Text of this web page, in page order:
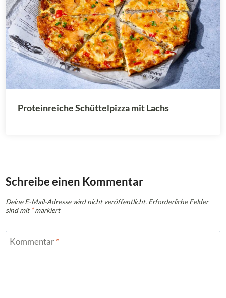
Proteinreiche Schüttelpizza mit Lachs
Schreibe einen Kommentar
Deine E-Mail-Adresse wird nicht veröffentlicht. Erforderliche Felder
sind mit*markiert
Kommentar*